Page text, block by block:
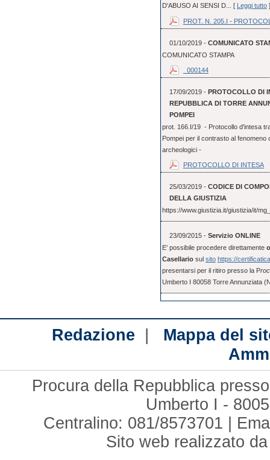
D'ABUSO AI SENSI D... [ Leggi tutto]
PROT. N. 205.I -
01/10/2019 - COMUNICATO
COMUNICATO STAMPA
_000144
17/09/2019 - PROTOCOLLO DI
REPUBBLICA DI TORRE
POMPEI
prot. 166.I/19 - Protocollo d'intesa
Pompei per il contrasto al
archeologici -
PROTOCOLLO DI INTESA
25/03/2019 - CODICE DI
DELLA GIUSTIZIA
https://www.giustizia.it/giustizia/it/
23/09/2015 - Servizio ONLINE
E' possibile procedere direttamente
Casellario sul sito https://
presentarsi per il ritiro presso la P
Umberto I 80058 Torre Annunziata
Redazione | Mappa del
Procura della Repubblica
Umberto I -
Centralino: 081/8573701 |
Sito web realizzato